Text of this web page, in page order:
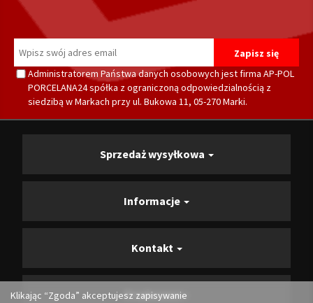
Administratorem Państwa danych osobowych jest firma AP-POL
PORCELANA24 spółka z ograniczoną odpowiedzialnością z
siedzibą w Markach przy ul. Bukowa 11, 05-270 Marki.
Sprzedaż wysyłkowa
Informacje
Kontakt
Producenci
Klikając “Zgoda” akceptujesz zapisywanie